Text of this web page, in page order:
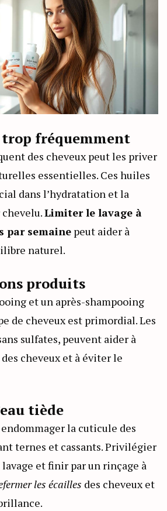
trop fréquemment
des cheveux peut les priver
essentielles. Ces huiles
dans l’hydratation et la
Limiter le lavage à
par semaine peut aider à
naturel.
produits
et un après-shampooing
de cheveux est primordial. Les
sulfates, peuvent aider à
cheveux et à éviter le
tiède
endommager la cuticule des
ternes et cassants. Privilégier
et finir par un rinçage à
les écailles des cheveux et